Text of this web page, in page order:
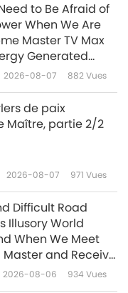
toujours de
partie 1/9
joie, partie 1/7
partie 1/8
to Be Afraid of
When We Are
Master TV Max
Generated
More Powerful than
2026-08-07 882Vues
de paix
Maître, partie 2/2
2026-08-07 971 Vues
Difficult Road
Illusory World
When We Meet
and Receive
2026-08-06 934 Vues